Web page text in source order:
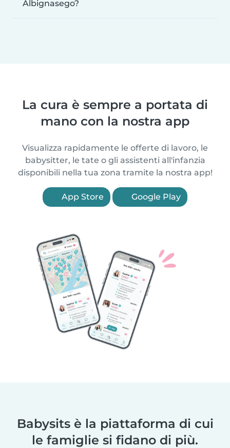
Albignasego?
La cura è sempre a portata di
mano con la nostra app
Visualizza rapidamente le offerte di lavoro, le
babysitter, le tate o gli assistenti all'infanzia
disponibili nella tua zona tramite la nostra app!
App Store Google Play
Babysits è la piattaforma di cui
le famiglie si fidano di più.